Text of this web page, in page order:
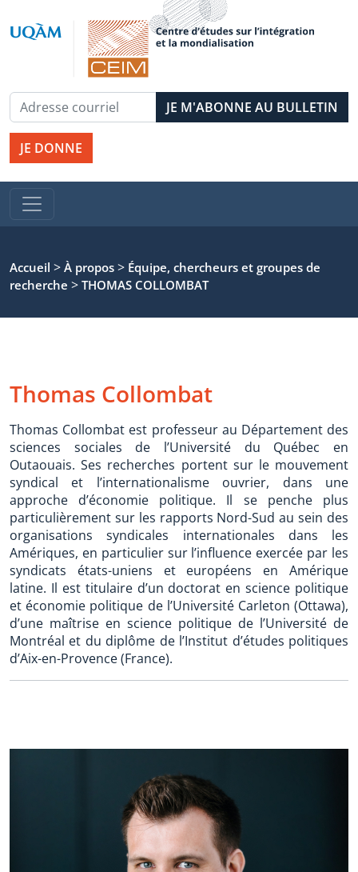
JE DONNE
Accueil > À propos > Équipe, chercheurs et groupes de
recherche > THOMAS COLLOMBAT
Thomas Collombat
Thomas Collombat est professeur au Département des
sciences sociales de l’Université du Québec en
Outaouais. Ses recherches portent sur le mouvement
syndical et l’internationalisme ouvrier, dans une
approche d’économie politique. Il se penche plus
particulièrement sur les rapports Nord-Sud au sein des
organisations syndicales internationales dans les
Amériques, en particulier sur l’influence exercée par les
syndicats états-uniens et européens en Amérique
latine. Il est titulaire d’un doctorat en science politique
et économie politique de l’Université Carleton (Ottawa),
d’une maîtrise en science politique de l’Université de
Montréal et du diplôme de l’Institut d’études politiques
d’Aix-en-Provence (France).